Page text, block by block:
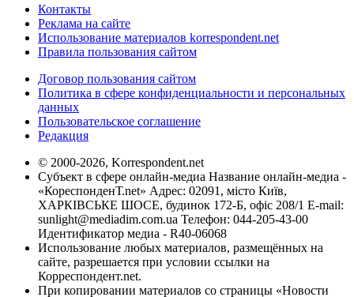
Контакты
Реклама на сайте
Использование материалов korrespondent.net
Правила пользования сайтом
Договор пользования сайтом
Политика в сфере конфиденциальности и персональных
данных
Пользовательское соглашение
Редакция
© 2000-2026, Korrespondent.net
Субъект в сфере онлайн-медиа Название онлайн-медиа -
«КореспонденТ.net» Адрес: 02091, місто Київ,
ХАРКІВСЬКЕ ШОСЕ, будинок 172-Б, офіс 208/1 E-mail:
sunlight@mediadim.com.ua Телефон: 044-205-43-00
Идентификатор медиа - R40-06068
Использование любых материалов, размещённых на
сайте, разрешается при условии ссылки на
Корреспондент.net.
При копировании материалов со страницы «Новости